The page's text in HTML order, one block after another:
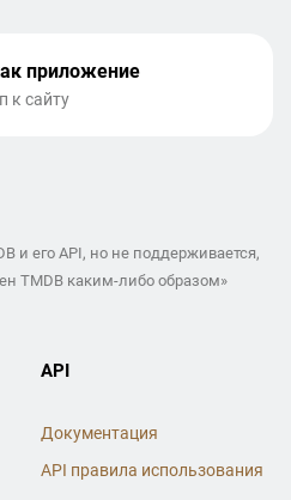
приложение
к сайту
и его API, но не поддерживается,
TMDB каким-либо образом»
API
Документация
API правила использования